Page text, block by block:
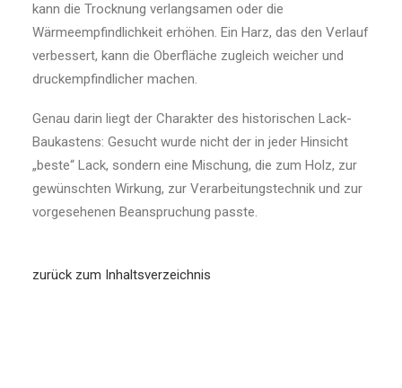
kann die Trocknung verlangsamen oder die
Wärmeempfindlichkeit erhöhen. Ein Harz, das den Verlauf
verbessert, kann die Oberfläche zugleich weicher und
druckempfindlicher machen.
Genau darin liegt der Charakter des historischen Lack-
Baukastens: Gesucht wurde nicht der in jeder Hinsicht
„beste“ Lack, sondern eine Mischung, die zum Holz, zur
gewünschten Wirkung, zur Verarbeitungstechnik und zur
vorgesehenen Beanspruchung passte.
zurück zum Inhaltsverzeichnis